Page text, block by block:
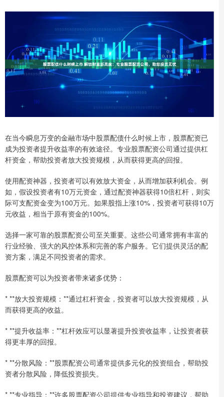
在当今瞬息万变的金融市场中股票配债什么时候上市，股票配资已
成为投资者提升收益率的有效途径。专业股票配资公司通过提供杠
杆资金，帮助投资者放大投资规模，从而获得更高的回报。
使用配资神器，投资者可以有效放大资金，从而增加获利机会。例
如，假设投资者有10万元资金，通过配资神器获得10倍杠杆，则实
际可支配资金变为100万元。如果股指上涨10%，投资者可获得10万
元收益，相当于原有资金的100%。
选择一家可靠的股票配资公司至关重要。这些公司通常拥有丰富的
行业经验、强大的风控体系和完善的客户服务。它们提供灵活的配
资方案，满足不同投资者的需求。
股票配资可以为投资者带来诸多优势：
* **放大投资规模：**通过杠杆资金，投资者可以放大投资规模，从
而获得更高的收益。
* **提升收益率：**杠杆效应可以显著提升投资收益率，让投资者获
得更丰厚的回报。
* **分散风险：**股票配资公司通常提供多元化的投资组合，帮助投
资者分散风险，降低投资损失。
* **专业指导：**许多股票配资公司提供专业指导和投资建议，帮助